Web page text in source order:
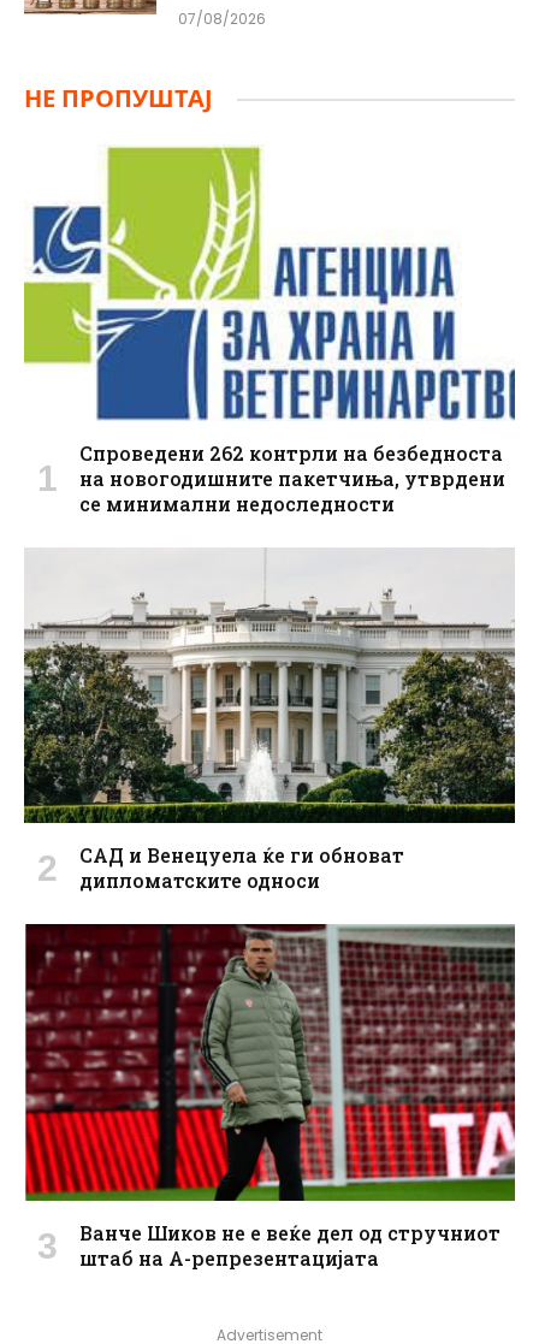
07/08/2026
НЕ ПРОПУШТАЈ
Спроведени 262 контрли на безбедноста
на новогодишните пакетчиња, утврдени
се минимални недоследности
САД и Венецуела ќе ги обноват
дипломатските односи
Ванче Шиков не е веќе дел од стручниот
штаб на А-репрезентацијата
Advertisement